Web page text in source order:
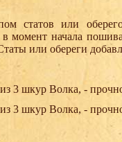
статов или
в момент начала
или обереги
3 шкур Волка, -
3 шкур Волка, -